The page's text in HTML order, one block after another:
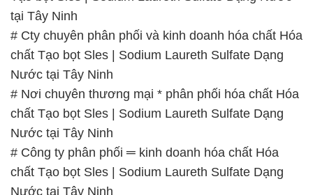
# Nơi chuyên thương mại * phân phối hóa chất Hóa
chất Tạo bọt Sles | Sodium Laureth Sulfate Dạng
Nước tại Tây Ninh
# Công ty phân phối ═ kinh doanh hóa chất Hóa
chất Tạo bọt Sles | Sodium Laureth Sulfate Dạng
Nước tại Tây Ninh
# Nơi chuyên phân phối │ cung ứng hóa chất Hóa
chất Tạo bọt Sles | Sodium Laureth Sulfate Dạng
Nước tại Tây Ninh
# Địa chỉ chuyên phân phối π kinh doanh hóa chất